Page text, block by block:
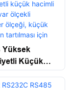
Yüksek
Küçük